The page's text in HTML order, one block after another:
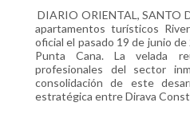
DIARIO ORIENTAL, SANTO
apartamentos turísticos
oficial el pasado 19 de junio
Punta Cana. La velada
profesionales del sector
consolidación de este
estratégica entre Dirava